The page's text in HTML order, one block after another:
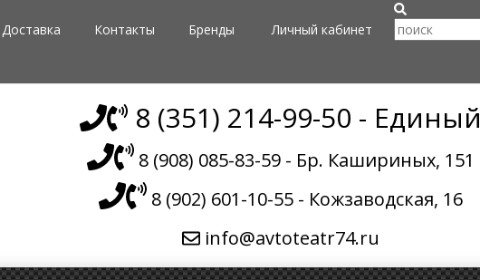
Доставка Контакты Бренды Личный кабинет
8 (351) 214-99-50 - Единый
8 (908) 085-83-59 - Бр. Кашириных, 151
8 (902) 601-10-55 - Кожзаводская, 16
info@avtoteatr74.ru